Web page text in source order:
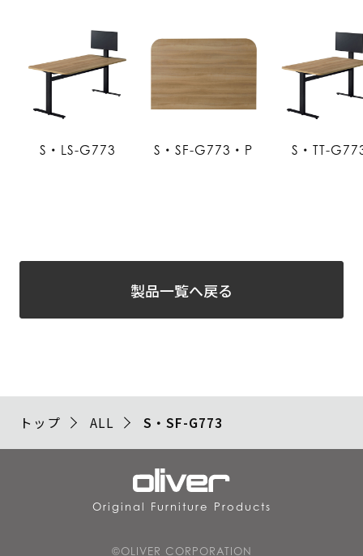
S・LS-G773 S・SF-G773・P S・TT-
製品一覧へ戻る
トップ ALL S・SF-G773
Original Furniture Products
©OLIVER CORPORATION